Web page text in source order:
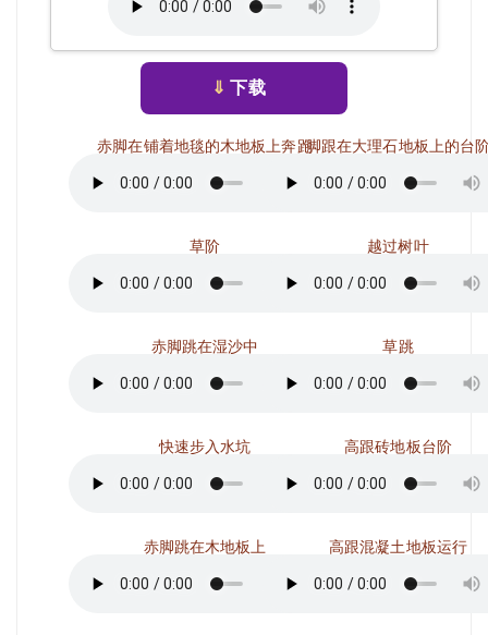
⇓ 下载
赤脚在铺着地毯的木地板上奔跑
草阶
赤脚跳在湿沙中
快速步入水坑
赤脚跳在木地板上
脚跟在大理石地板上的台
越过树叶
草跳
高跟砖地板台阶
高跟混凝土地板运行